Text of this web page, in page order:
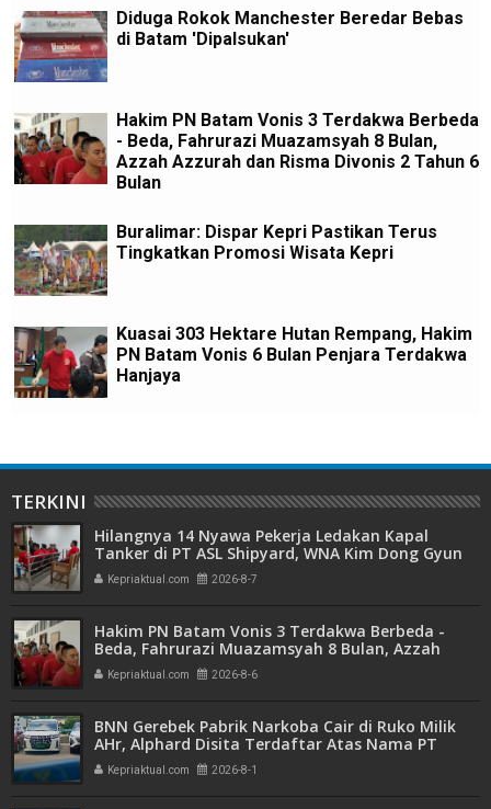
Diduga Rokok Manchester Beredar Bebas
di Batam 'Dipalsukan'
Hakim PN Batam Vonis 3 Terdakwa Berbeda
- Beda, Fahrurazi Muazamsyah 8 Bulan,
Azzah Azzurah dan Risma Divonis 2 Tahun 6
Bulan
Buralimar: Dispar Kepri Pastikan Terus
Tingkatkan Promosi Wisata Kepri
Kuasai 303 Hektare Hutan Rempang, Hakim
PN Batam Vonis 6 Bulan Penjara Terdakwa
Hanjaya
TERKINI
Hilangnya 14 Nyawa Pekerja Ledakan Kapal
Tanker di PT ASL Shipyard, WNA Kim Dong Gyun
Hanya Dituntut 1 Tahun 6 Bulan
Kepriaktual.com 2026-8-7
Hakim PN Batam Vonis 3 Terdakwa Berbeda -
Beda, Fahrurazi Muazamsyah 8 Bulan, Azzah
Azzurah dan Risma Divonis 2 Tahun 6 Bulan
Kepriaktual.com 2026-8-6
BNN Gerebek Pabrik Narkoba Cair di Ruko Milik
AHr, Alphard Disita Terdaftar Atas Nama PT
Mitra Usaha Properti
Kepriaktual.com 2026-8-1